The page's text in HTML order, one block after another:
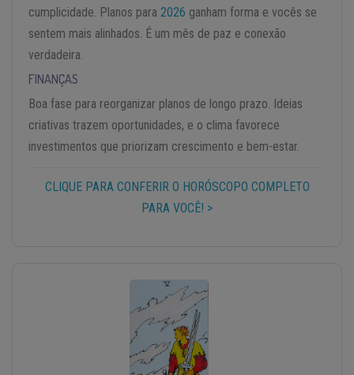
cumplicidade. Planos para 2026 ganham forma e vocês se
sentem mais alinhados. É um mês de paz e conexão
verdadeira.
FINANÇAS
Boa fase para reorganizar planos de longo prazo. Ideias
criativas trazem oportunidades, e o clima favorece
investimentos que priorizam crescimento e bem-estar.
CLIQUE PARA CONFERIR O HORÓSCOPO COMPLETO
PARA VOCÊ! >